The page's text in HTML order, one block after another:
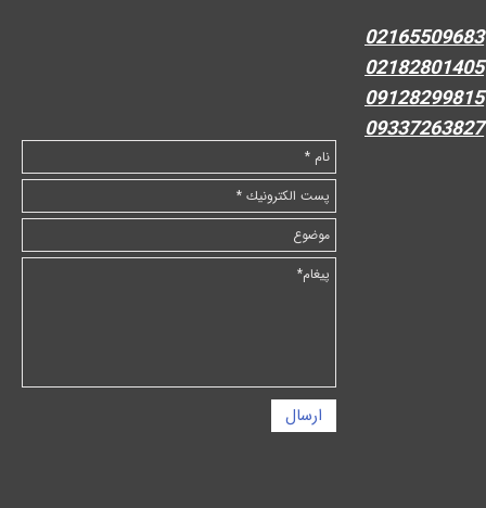
ارسال
02165509683
02182801405
09128299815
09337263827